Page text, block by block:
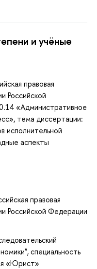
и учёные
правовая
Российской
«Административное
тема диссертации:
исполнительной
аспекты
правовая
Российской Федерации
специальность
«Юрист»